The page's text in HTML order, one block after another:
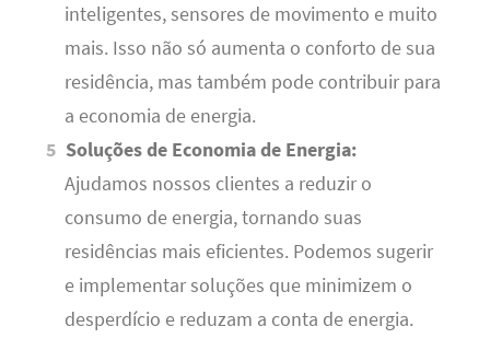
inteligentes, sensores de movimento e muito
mais. Isso não só aumenta o conforto de sua
residência, mas também pode contribuir para
a economia de energia.
Soluções de Economia de Energia:
Ajudamos nossos clientes a reduzir o
consumo de energia, tornando suas
residências mais eficientes. Podemos sugerir
e implementar soluções que minimizem o
desperdício e reduzam a conta de energia.